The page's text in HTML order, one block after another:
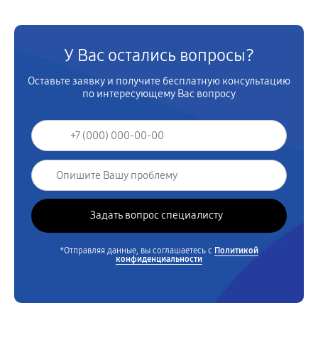
У Вас остались вопросы?
Оставьте заявку и получите бесплатную консультацию
по интересующему Вас вопросу
*Отправляя данные, вы соглашаетесь с Политикой
конфиденциальности